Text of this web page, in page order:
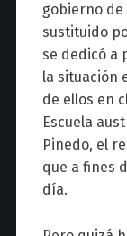
gobierno de
sustituido
se dedicó a
la situación
de ellos en
Escuela
Pinedo, el
que a fines
día.